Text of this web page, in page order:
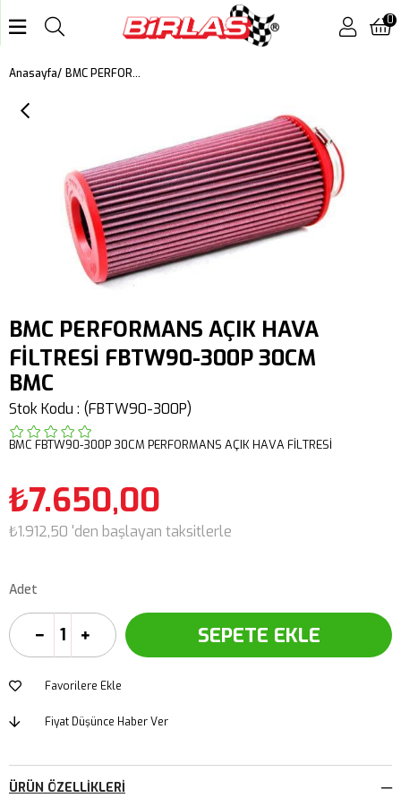
0
Anasayfa BMC PERFORMANS AÇIK HAVA FİLTRESİ FBTW90-300P 30CM
BMC PERFORMANS AÇIK HAVA
FİLTRESİ FBTW90-300P 30CM
BMC
Stok Kodu (FBTW90-300P)
BMC FBTW90-300P 30CM PERFORMANS AÇIK HAVA FİLTRESİ
₺7.650,00
₺1.912,50 'den başlayan taksitlerle
Adet
Favorilere Ekle
Fiyat Düşünce Haber Ver
ÜRÜN ÖZELLIKLERI